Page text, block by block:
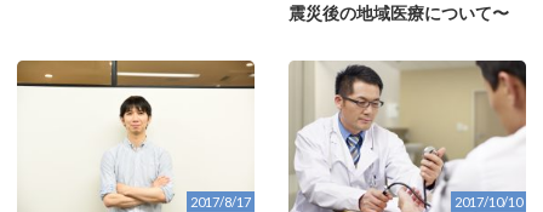
震災後の地域医療について〜
2017/8/17 2017/10/10